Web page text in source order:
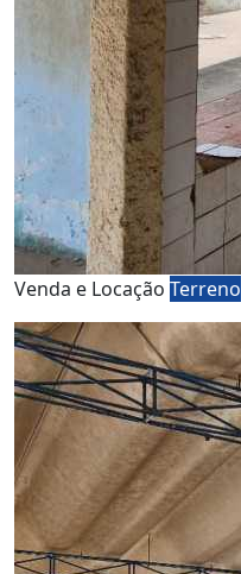
Venda e Locação Terreno